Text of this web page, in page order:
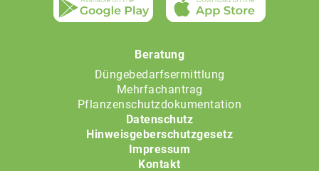
Beratung
Düngebedarfsermittlung
Mehrfachantrag
Pflanzenschutzdokumentation
Datenschutz
Hinweisgeberschutzgesetz
Impressum
Kontakt